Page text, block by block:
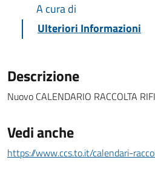
A cura di
Ulteriori Informazioni
Descrizione
Nuovo CALENDARIO RACCOLTA
Vedi anche
https://www.ccs.to.it/calendari-